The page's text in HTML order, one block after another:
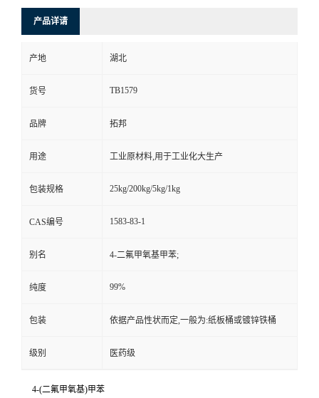
产品详请
产地 湖北
货号 TB1579
品牌 拓邦
用途 工业原材料,用于工业化大生产
包装规格 25kg/200kg/5kg/1kg
CAS编号 1583-83-1
别名 4-二氟甲氧基甲苯;
纯度 99%
包装 依据产品性状而定,一般为:纸板桶或镀锌铁桶
级别 医药级
4-(二氟甲氧基)甲苯